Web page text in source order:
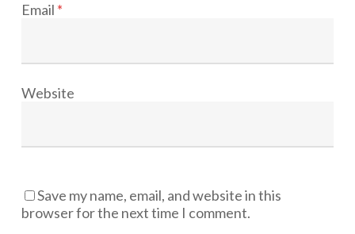
Email *
Website
Save my name, email, and website in this
browser for the next time I comment.